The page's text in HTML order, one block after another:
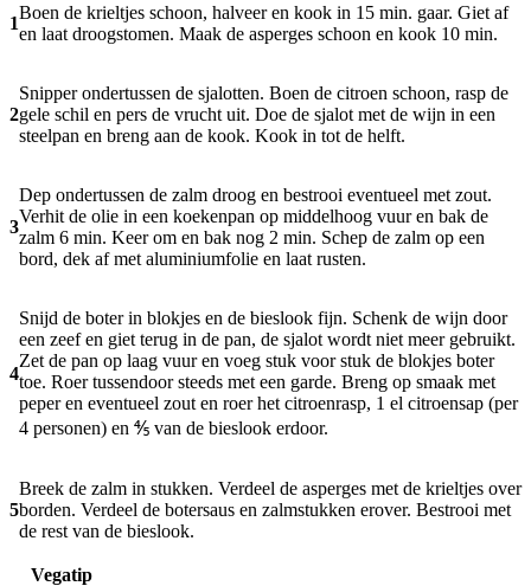
1
Boen de krieltjes schoon, halveer en kook in 15 min. gaar. Giet af
en laat droogstomen. Maak de asperges schoon en kook 10 min.
2
Snipper ondertussen de sjalotten. Boen de citroen schoon, rasp de
gele schil en pers de vrucht uit. Doe de sjalot met de wijn in een
steelpan en breng aan de kook. Kook in tot de helft.
3
Dep ondertussen de zalm droog en bestrooi eventueel met zout.
Verhit de olie in een koekenpan op middelhoog vuur en bak de
zalm 6 min. Keer om en bak nog 2 min. Schep de zalm op een
bord, dek af met aluminiumfolie en laat rusten.
4
Snijd de boter in blokjes en de bieslook fijn. Schenk de wijn door
een zeef en giet terug in de pan, de sjalot wordt niet meer gebruikt.
Zet de pan op laag vuur en voeg stuk voor stuk de blokjes boter
toe. Roer tussendoor steeds met een garde. Breng op smaak met
peper en eventueel zout en roer het citroenrasp, 1 el citroensap (per
4 personen) en ⅘ van de bieslook erdoor.
5
Breek de zalm in stukken. Verdeel de asperges met de krieltjes over
borden. Verdeel de botersaus en zalmstukken erover. Bestrooi met
de rest van de bieslook.
Vegatip